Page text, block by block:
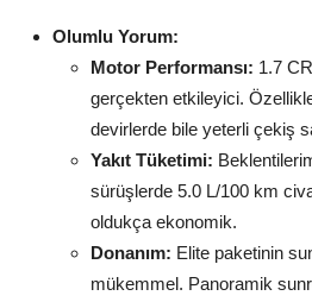
Olumlu Yorum:
Motor Performansı: 1.7
gerçekten etkileyici.
devirlerde bile yeterli çekiş
Yakıt Tüketimi:
sürüşlerde 5.0 L/100 km
oldukça ekonomik.
Donanım: Elite paketinin
mükemmel. Panoramik